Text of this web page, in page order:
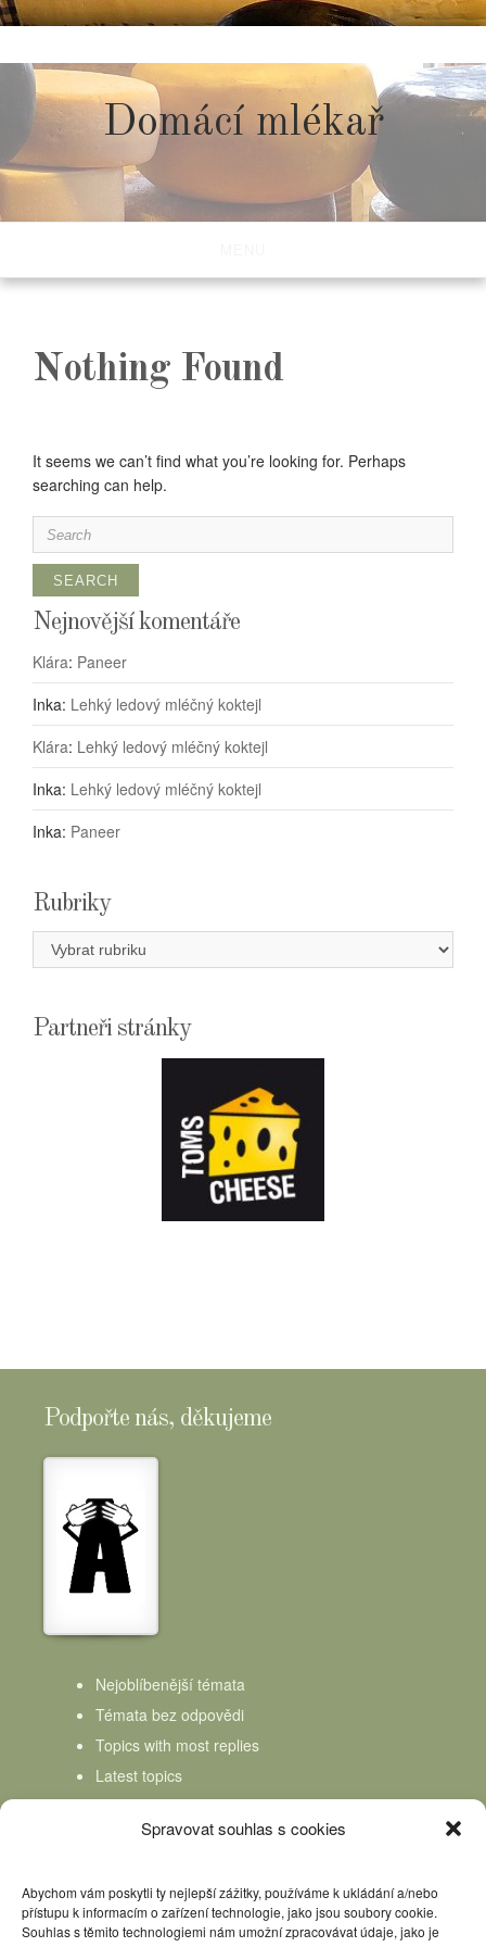
Spravovat souhlas s cookies
Abychom vám poskytli ty nejlepší zážitky, používáme k ukládání a/nebo
přístupu k informacím o zařízení technologie, jako jsou soubory cookie.
Souhlas s těmito technologiemi nám umožní zpracovávat údaje, jako je
to
content
Domácí mlékař
Nothing Found
It seems we can’t find what you’re looking for. Perhaps
searching can help.
Search
for:
Nejnovější komentáře
Klára: Paneer
Inka: Lehký ledový mléčný koktejl
Klára: Lehký ledový mléčný koktejl
Inka: Lehký ledový mléčný koktejl
Inka: Paneer
Rubriky
Rubriky
Partneři stránky
Podpořte nás, děkujeme
Nejoblíbenější témata
Témata bez odpovědi
Topics with most replies
Latest topics
Topics Freshness